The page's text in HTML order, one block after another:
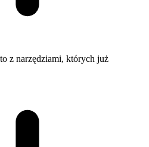
z narzędziami, których już